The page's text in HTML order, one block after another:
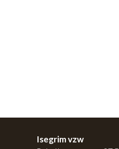
Isegrim vzw